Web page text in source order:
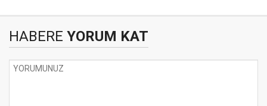
HABERE YORUM KAT